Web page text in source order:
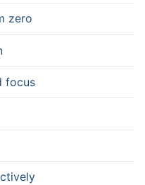
zero
focus